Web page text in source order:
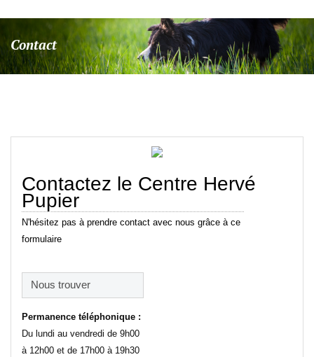
Contact
Contactez le Centre Hervé
Pupier
N'hésitez pas à prendre contact avec nous grâce à ce
formulaire
Nous trouver
Permanence téléphonique :
Du lundi au vendredi de 9h00
à 12h00 et de 17h00 à 19h30
oublié
?
Identifiant
oublié